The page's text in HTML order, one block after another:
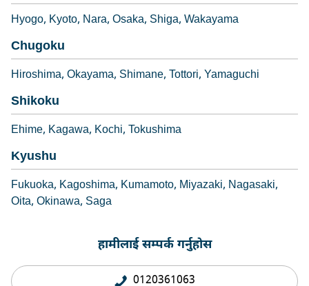
Hyogo Kyoto Nara Osaka Shiga Wakayama
Chugoku
Hiroshima Okayama Shimane Tottori Yamaguchi
Shikoku
Ehime Kagawa Kochi Tokushima
Kyushu
Fukuoka Kagoshima Kumamoto Miyazaki Nagasaki
Oita Okinawa Saga
हामीलाई सम्पर्क गर्नुहोस
0120361063